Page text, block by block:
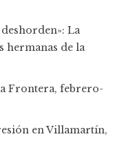
La
hermanas de la
Frontera, febrero-
en Villamartín,